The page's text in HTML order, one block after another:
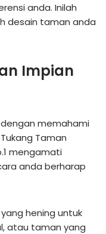
anda. Inilah
desain taman anda
Impian
memahami
Taman
mengamati
anda berharap
hening untuk
atau taman yang